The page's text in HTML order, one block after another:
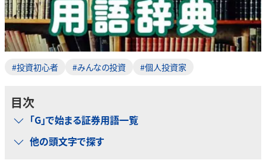
#投資初心者 #みんなの投資 #個人投資家
目次
「G」で始まる証券用語一覧
他の頭文字で探す